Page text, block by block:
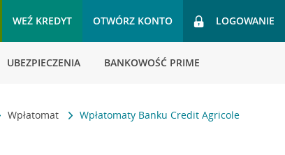
WEŹ KREDYT OTWÓRZ KONTO LOGOWANIE
UBEZPIECZENIA BANKOWOŚĆ PRIME
Wpłatomat Wpłatomaty Banku Credit Agricole